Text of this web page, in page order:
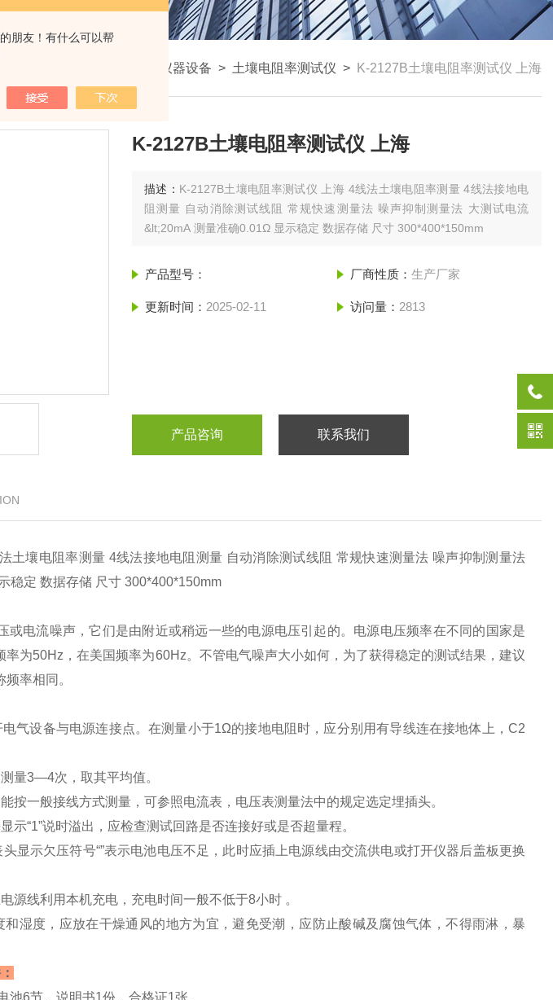
朋友！有什么可以帮
防雷检测仪器设备 > 土壤电阻率测试仪 > K-2127B土壤电阻率测试仪 上海
K-2127B土壤电阻率测试仪 上海
描述： K-2127B土壤电阻率测试仪 上海 4线法土壤电阻率测量 4线法接地电
阻测量 自动消除测试线阻 常规快速测量法 噪声抑制测量法 大测试电流
&lt;20mA 测量准确0.01Ω 显示稳定 数据存储 尺寸 300*400*150mm
产品型号： 厂商性质： 生产厂家
更新时间： 2025-02-11 访问量： 2813
产品咨询 联系我们
土壤电阻率测量 4线法接地电阻测量 自动消除测试线阻 常规快速测量法 噪声抑制测量法
稳定 数据存储 尺寸 300*400*150mm
或电流噪声，它们是由附近或稍远一些的电源电压引起的。电源电压频率在不同的国家是
为50Hz，在美国频率为60Hz。不管电气噪声大小如何，为了获得稳定的测试结果，建议
率相同。
气设备与电源连接点。在测量小于1Ω的接地电阻时，应分别用有导线连在接地体上，C2
量3—4次，取其平均值。
按一般接线方式测量，可参照电流表，电压表测量法中的规定选定埋插头。
示“1”说时溢出，应检查测试回路是否连接好或是否超量程。
显示欠压符号“”表示电池电压不足，此时应插上电源线由交流供电或打开仪器后盖板更换
源线利用本机充电，充电时间一般不低于8小时 。
湿度，应放在干燥通风的地方为宜，避免受潮，应防止酸碱及腐蚀气体，不得雨淋，暴
6节、说明书1份、合格证1张。